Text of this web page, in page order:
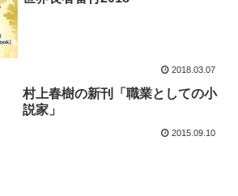
2018.03.07
村上春樹の新刊「職業としての小
説家」
2015.09.10